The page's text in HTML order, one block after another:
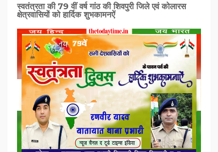
स्वतंत्रता की 79 वीं वर्ष गांठ की शिवपुरी जिले एवं कोलारस
क्षेत्रवासियों को हार्दिक शुभकामनऐं